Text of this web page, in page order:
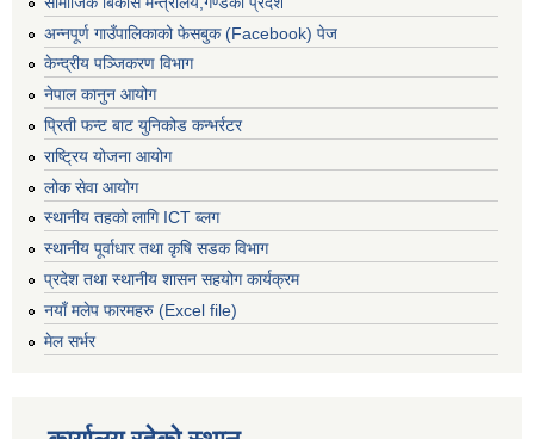
अन्नपूर्ण गाउँपालिकाको फेसबुक (Facebook) पेज
केन्द्रीय पञ्जिकरण विभाग
नेपाल कानुन आयोग
प्रिती फन्ट बाट युनिकोड कन्भर्रटर
राष्ट्रिय योजना आयोग
लोक सेवा आयोग
स्थानीय तहको लागि ICT ब्लग
स्थानीय पूर्वाधार तथा कृषि सडक विभाग
प्रदेश तथा स्थानीय शासन सहयोग कार्यक्रम
नयाँ मलेप फारमहरु (Excel file)
मेल सर्भर